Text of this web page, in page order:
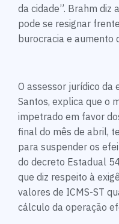
da cidade”. Brahm diz
pode se resignar
burocracia e aumento
O assessor jurídico da
Santos, explica que o
impetrado em favor
final do mês de abril,
para suspender os
do decreto Estadual
que diz respeito à
valores de ICMS-ST
cálculo da operação